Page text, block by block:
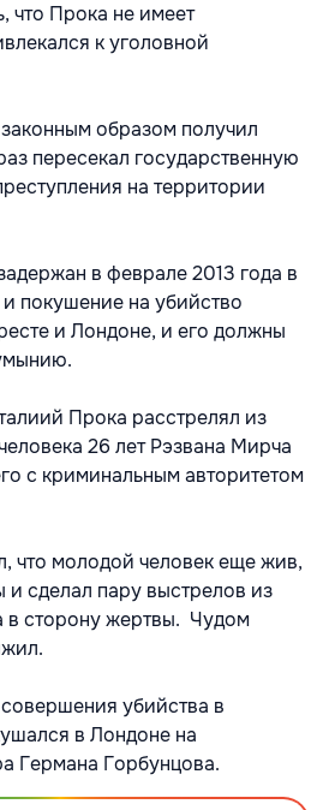
что Прока не имеет
к уголовной
образом получил
пересекал государственную
на территории
в феврале 2013 года в
покушение на убийство
и Лондоне, и его должны
Прока расстрелял из
26 лет Рэзвана Мирча
с криминальным авторитетом
что молодой человек еще жив,
сделал пару выстрелов из
в сторону жертвы. Чудом
убийства в
в Лондоне на
Германа Горбунцова.